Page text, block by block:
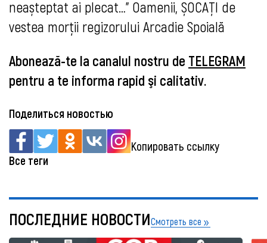
neașteptat ai plecat…" Oamenii, ȘOCAȚI de
vestea morții regizorului Arcadie Spoială
Abonează-te la canalul nostru de TELEGRAM
pentru a te informa rapid şi calitativ.
Поделиться новостью
Копировать ссылку
Все теги
ПОСЛЕДНИЕ НОВОСТИСмотреть все